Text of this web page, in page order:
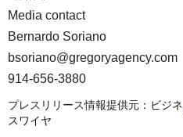
Media contact
Bernardo Soriano
bsoriano@gregoryagency.com
914-656-3880
プレスリリース情報提供元： ビジネ
スワイヤ